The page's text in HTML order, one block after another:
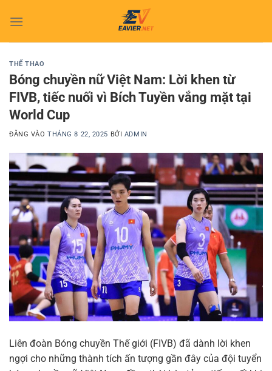
qua
THỂ THAO
Bóng chuyền nữ Việt Nam: Lời khen từ
FIVB, tiếc nuối vì Bích Tuyền vắng mặt tại
World Cup
ĐĂNG VÀOTHÁNG 8 22, 2025 BỞI ADMIN
Liên đoàn Bóng chuyền Thế giới (FIVB) đã dành lời khen
ngợi cho những thành tích ấn tượng gần đây của đội tuyển